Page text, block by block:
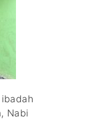
Nabi